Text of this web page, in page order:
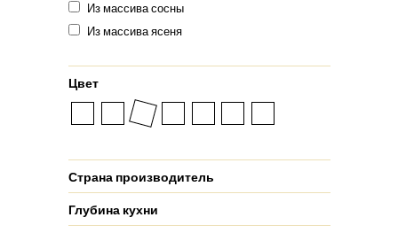
Из массива сосны
Из массива ясеня
Цвет
Страна производитель
Глубина кухни